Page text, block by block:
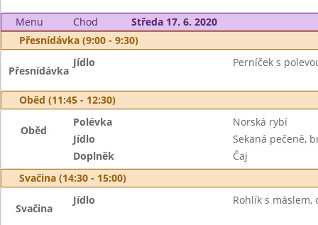
Menu Chod
Středa 17. 6. 2020
Přesnídávka (9:00 - 9:30)
Přesnídávka
Jídlo Perníček s
Oběd (11:45 - 12:30)
Oběd
Polévka
Norská rybí
Jídlo
Sekaná pečeně,
Doplněk
Čaj
Svačina (14:30 - 15:00)
Svačina
Jídlo Rohlík s máslem,